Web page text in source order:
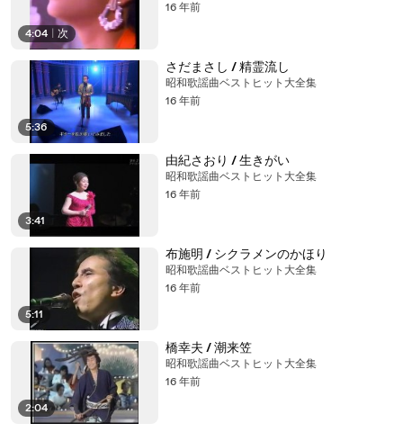
4:04 次
16 年前
5:36
さだまさし / 精霊流し
昭和歌謡曲ベストヒット大全集
16 年前
3:41
由紀さおり / 生きがい
昭和歌謡曲ベストヒット大全集
16 年前
5:11
布施明 / シクラメンのかほり
昭和歌謡曲ベストヒット大全集
16 年前
2:04
橋幸夫 / 潮来笠
昭和歌謡曲ベストヒット大全集
16 年前